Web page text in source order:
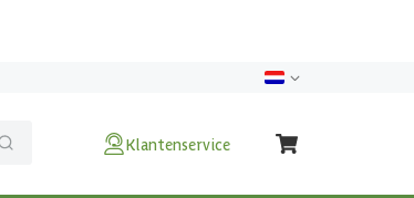
Klantenservice